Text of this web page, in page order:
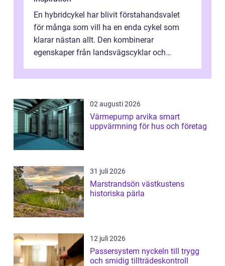
En hybridcykel har blivit förstahandsvalet
för många som vill ha en enda cykel som
klarar nästan allt. Den kombinerar
egenskaper från landsvägscyklar och
02 augusti 2026
Värmepump arvika smart
uppvärmning för hus och företag
31 juli 2026
Marstrandsön västkustens
historiska pärla
12 juli 2026
Passersystem nyckeln till trygg
och smidig tillträdeskontroll